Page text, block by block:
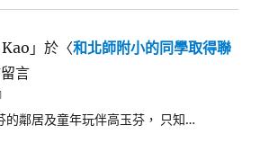
」於〈和北師附小的同學取得聯
言
的鄰居及童年玩伴高玉芬， 只知…